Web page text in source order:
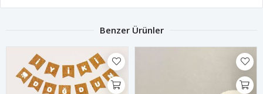
Benzer Ürünler